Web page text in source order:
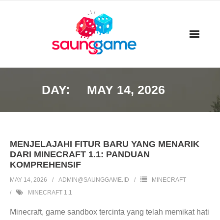
DAY: MAY 14, 2026
MENJELAJAHI FITUR BARU YANG MENARIK
DARI MINECRAFT 1.1: PANDUAN
KOMPREHENSIF
MAY 14, 2026 ADMIN@SAUNGGAME.ID
MINECRAFT
MINECRAFT 1.1
Minecraft, game sandbox tercinta yang telah memikat hati